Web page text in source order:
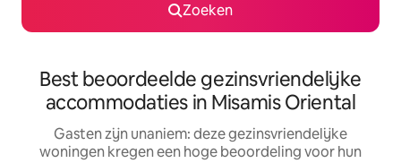
Zoeken
Best beoordeelde gezinsvriendelijke
accommodaties in Misamis Oriental
Gasten zijn unaniem: deze gezinsvriendelijke
woningen kregen een hoge beoordeling voor hun